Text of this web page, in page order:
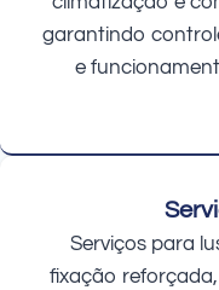
garantindo
e
Serviços para
fixação